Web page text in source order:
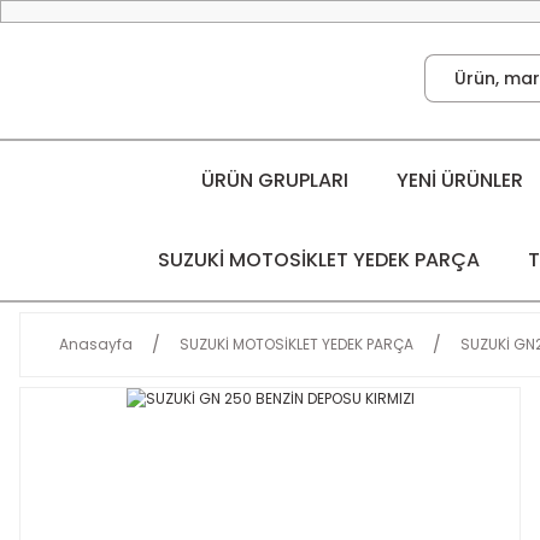
ÜRÜN GRUPLARI YENİ ÜRÜNLER
SUZUKİ MOTOSİKLET YEDEK PARÇA
Anasayfa SUZUKİ MOTOSİKLET YEDEK PARÇA SUZUKİ